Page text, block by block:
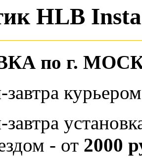
HLB
по г.
завтра
завтра
- от 2000